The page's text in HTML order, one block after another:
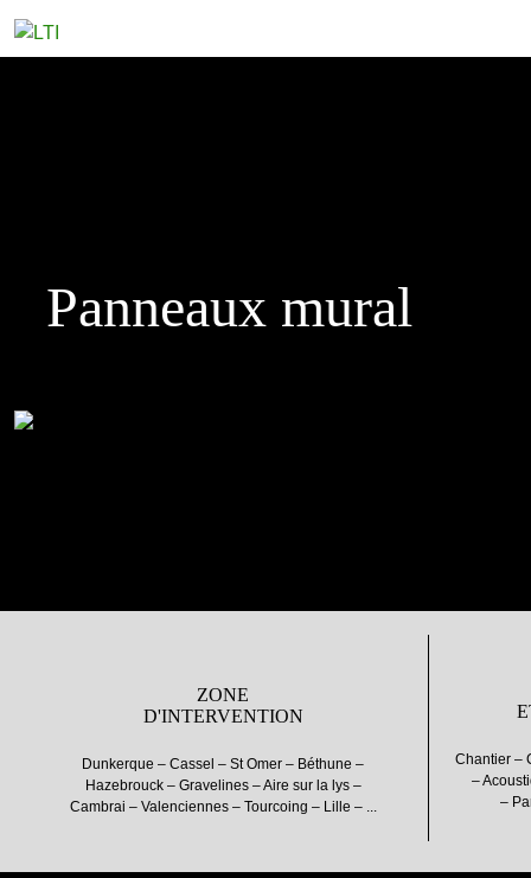
Panneaux mural
ZONE
D'INTERVENTION
Dunkerque – Cassel – St Omer – Béthune –
Hazebrouck – Gravelines – Aire sur la lys –
Cambrai – Valenciennes – Tourcoing – Lille – ...
Chantier –
–
–